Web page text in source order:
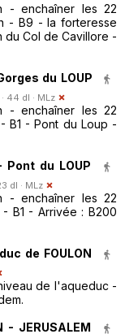
- enchaîner les 22
- B9 - la forteresse
du Col de Cavillore -
du LOUP
44 dl · MLz
- enchaîner les 22
B1 - Pont du Loup -
Pont du LOUP
dl · MLz
- enchaîner les 22
B1 - Arrivée : B200
de FOULON
de l'aqueduc -
- JERUSALEM